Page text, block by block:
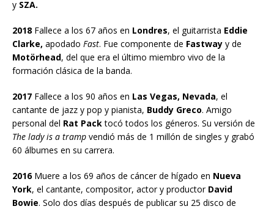
y SZA.
2018 Fallece a los 67 años en Londres, el guitarrista Eddie
Clarke, apodado Fast. Fue componente de Fastway y de
Motörhead, del que era el último miembro vivo de la
formación clásica de la banda.
2017 Fallece a los 90 años en Las Vegas, Nevada, el
cantante de jazz y pop y pianista, Buddy Greco. Amigo
personal del Rat Packtocó todos los géneros. Su versión de
The lady is a tramp vendió más de 1 millón de singles y grabó
60 álbumes en su carrera.
2016Muere a los 69 años de cáncer de hígado en Nueva
York, el cantante, compositor, actor y productor David
Bowie. Solo dos días después de publicar su 25 disco de